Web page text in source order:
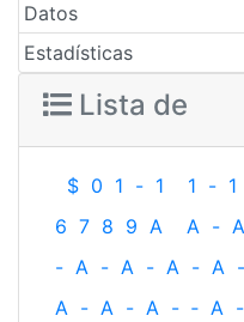
Datos
Estadísticas
Lista de
$ 0 1 - 1 1 - 1
6 7 8 9 A A - A
- A - A - A - A -
A - A - A - ‐ A -